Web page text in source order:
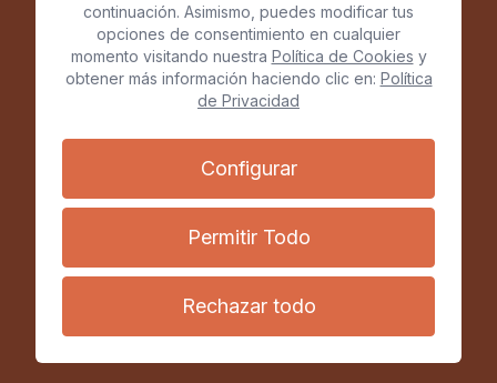
Contacto
+34 624 116 911
Plaza San Bartolomé, 2 - 35421 Fontanales -
Moya, Las Palmas, Gran Canaria, España
continuación. Asimismo, puedes modificar tus
opciones de consentimiento en cualquier
momento visitando nuestra Política de Cookies y
obtener más información haciendo clic en: Política
de Privacidad
Configurar
Permitir Todo
Rechazar todo